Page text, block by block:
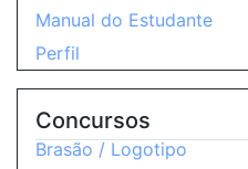
Manual do Estudante
Perfil
Concursos
Brasão / Logotipo